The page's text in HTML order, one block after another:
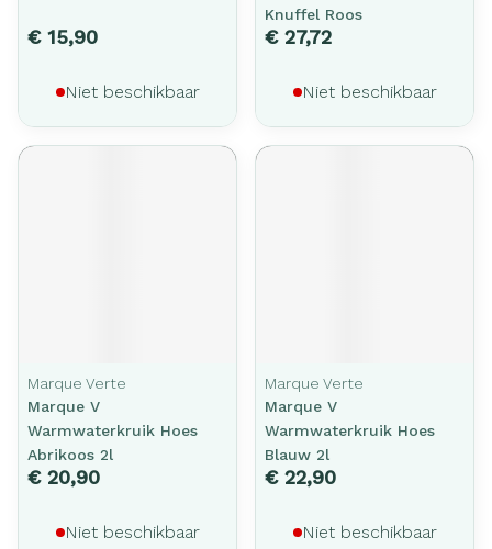
€ 15,90
Niet beschikbaar
Knuffel Roos
€ 27,72
Niet beschikbaar
Marque Verte
Marque V
Warmwaterkruik Hoes
Abrikoos 2l
€ 20,90
Niet beschikbaar
Marque Verte
Marque V
Warmwaterkruik Hoes
Blauw 2l
€ 22,90
Niet beschikbaar